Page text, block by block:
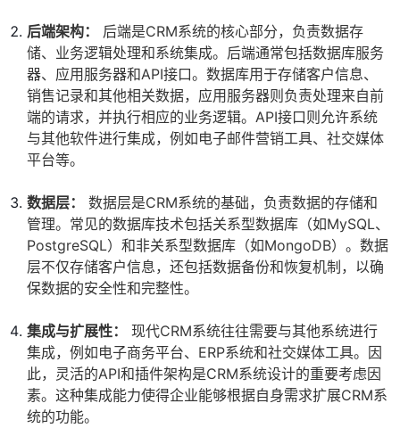
后端架构：
后端是CRM系统的核心部分，负责数据存
储、业务逻辑处理和系统集成。后端通常包括数据库服务
器、应用服务器和API接口。数据库用于存储客户信息、
销售记录和其他相关数据，应用服务器则负责处理来自前
端的请求，并执行相应的业务逻辑。API接口则允许系统
与其他软件进行集成，例如电子邮件营销工具、社交媒体
平台等。
数据层：
数据层是CRM系统的基础，负责数据的存储和
管理。常见的数据库技术包括关系型数据库（如MySQL、
PostgreSQL）和非关系型数据库（如MongoDB）。数据
层不仅存储客户信息，还包括数据备份和恢复机制，以确
保数据的安全性和完整性。
集成与扩展性：
现代CRM系统往往需要与其他系统进行
集成，例如电子商务平台、ERP系统和社交媒体工具。因
此，灵活的API和插件架构是CRM系统设计的重要考虑因
素。这种集成能力使得企业能够根据自身需求扩展CRM系
统的功能。